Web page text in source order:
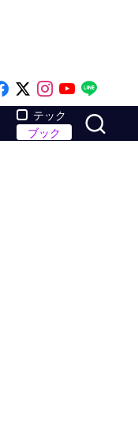
Like on Facebook
Follow on x
Follow on
Follow
テック
ブック